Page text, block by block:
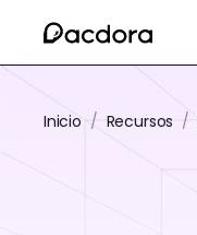
Inicio / Recursos /